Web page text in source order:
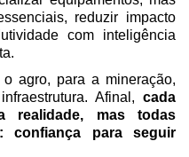
reduzir impacto
com inteligência
agro, para a mineração,
Afinal, cada
realidade, mas todas
confiança para seguir